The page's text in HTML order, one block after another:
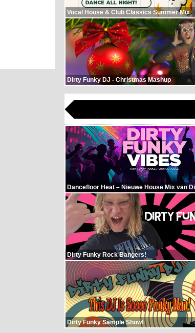
Vocal House & Club Classics Summer Mix
Dirty Funky DJ - Christmas Mashup
Dancefloor Heat – Nieuwe House Mix van
Dirty Funky Rock Bangers!
Dirty Funky Sample Show!